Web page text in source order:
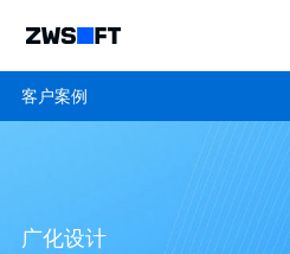
客户案例
广化设计